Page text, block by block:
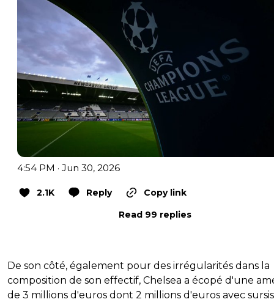
4:54 PM · Jun 30, 2026
2.1K Reply
Copy link
Read 99 replies
De son côté, également pour des irrégularités dans la
composition de son effectif, Chelsea a écopé d'une
de 3 millions d'euros dont 2 millions d'euros avec